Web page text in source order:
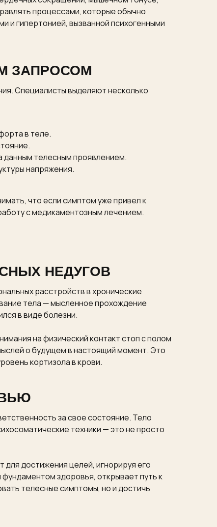
процессами, которые обычно
и гипертонией, вызванной психогенными
ЗАПРОСОМ
Специалисты выделяют несколько
в теле.
данным телесным проявлением.
напряжения.
что если симптом уже привел к
с медикаментозным лечением.
НЕДУГОВ
расстройств в хронические
тела — мысленное прохождение
в виде болезни.
на физический контакт стоп с полом
о будущем в настоящий момент. Это
кортизола в крови.
за свое состояние. Тело
техники — это не просто
достижения целей, игнорируя его
здоровья, открывает путь к
телесные симптомы, но и достичь